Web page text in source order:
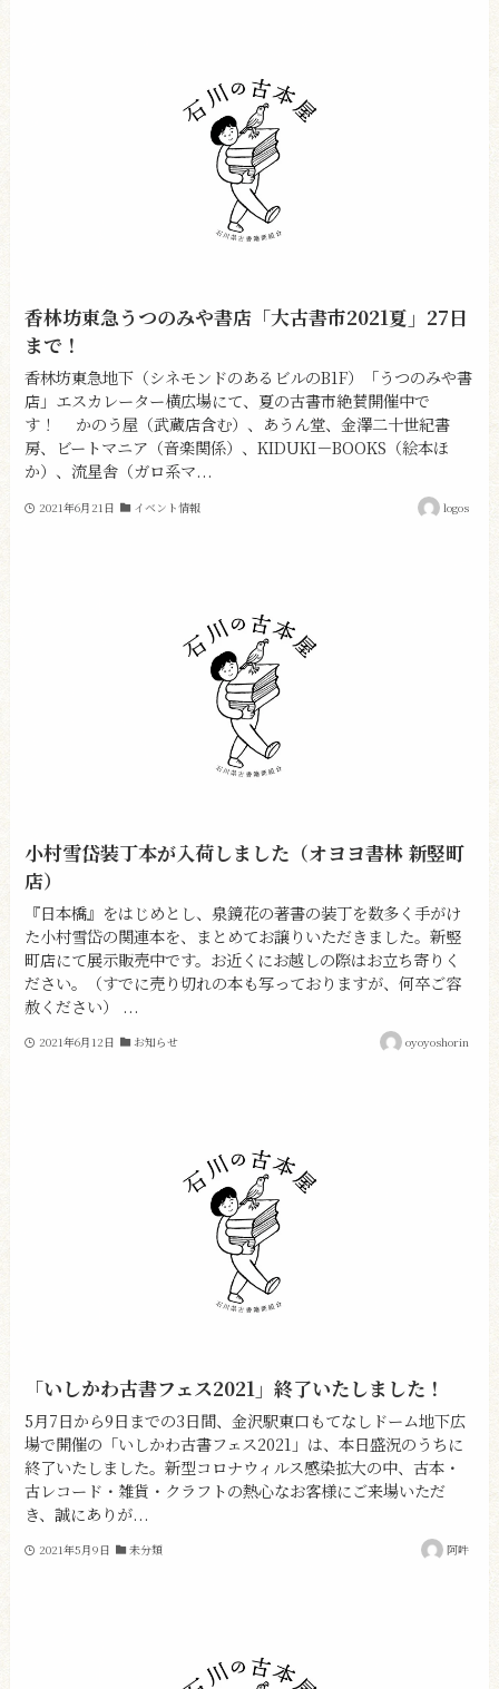
香林坊東急うつのみや書店「大古書市2021夏」27日
まで！
香林坊東急地下（シネモンドのあるビルのB1F）「うつのみや書
店」エスカレーター横広場にて、夏の古書市絶賛開催中で
す！ かのう屋（武蔵店含む）、あうん堂、金澤二十世紀書
房、ビートマニア（音楽関係）、KIDUKI－BOOKS（絵本ほ
か）、流星舎（ガロ系マ...
2021年6月21日 イベント情報 logos
小村雪岱装丁本が入荷しました（オヨヨ書林 新竪町
店）
『日本橋』をはじめとし、泉鏡花の著書の装丁を数多く手がけ
た小村雪岱の関連本を、まとめてお譲りいただきました。新竪
町店にて展示販売中です。お近くにお越しの際はお立ち寄りく
ださい。（すでに売り切れの本も写っておりますが、何卒ご容
赦ください） ...
2021年6月12日 お知らせ oyoyoshorin
「いしかわ古書フェス2021」終了いたしました！
5月7日から9日までの3日間、金沢駅東口もてなしドーム地下広
場で開催の「いしかわ古書フェス2021」は、本日盛況のうちに
終了いたしました。新型コロナウィルス感染拡大の中、古本・
古レコード・雑貨・クラフトの熱心なお客様にご来場いただ
き、誠にありが...
2021年5月9日 未分類 阿吽